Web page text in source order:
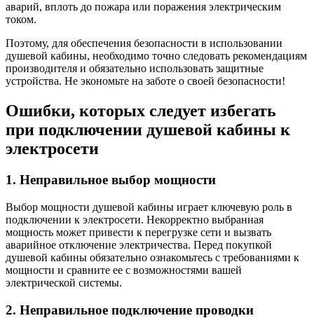
аварий, вплоть до пожара или поражения электрическим
током.
Поэтому, для обеспечения безопасности в использовании
душевой кабины, необходимо точно следовать рекомендациям
производителя и обязательно использовать защитные
устройства. Не экономьте на заботе о своей безопасности!
Ошибки, которых следует избегать
при подключении душевой кабины к
электросети
1. Неправильное выбор мощности
Выбор мощности душевой кабины играет ключевую роль в
подключении к электросети. Некорректно выбранная
мощность может привести к перегрузке сети и вызвать
аварийное отключение электричества. Перед покупкой
душевой кабины обязательно ознакомьтесь с требованиями к
мощности и сравните ее с возможностями вашей
электрической системы.
2. Неправильное подключение проводки